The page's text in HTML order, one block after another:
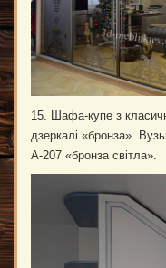
15. Шафа-купе з
дзеркалі «бронза».
А-207 «бронза світла».